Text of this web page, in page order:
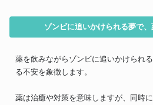
ゾンビに追いかけられる夢で
薬を飲みながらゾンビに追いかけられ
る不安を象徴します。
薬は治癒や対策を意味しますが、同時